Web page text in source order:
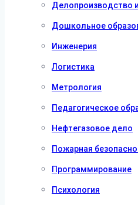
Делопроизводство
Дошкольное
Инженерия
Логистика
Метрология
Педагогическое
Нефтегазовое дело
Пожарная
Программирование
Психология